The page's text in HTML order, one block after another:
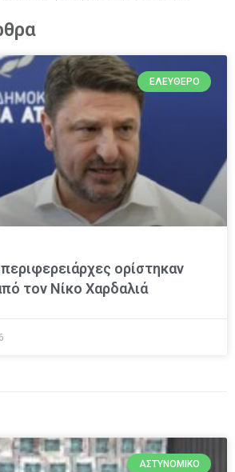
ΕΛΕΎΘΕΡΟ
ορίστηκαν
τον Νίκο Χαρδαλιά
ΑΣΤΥΝΟΜΙΚΌ